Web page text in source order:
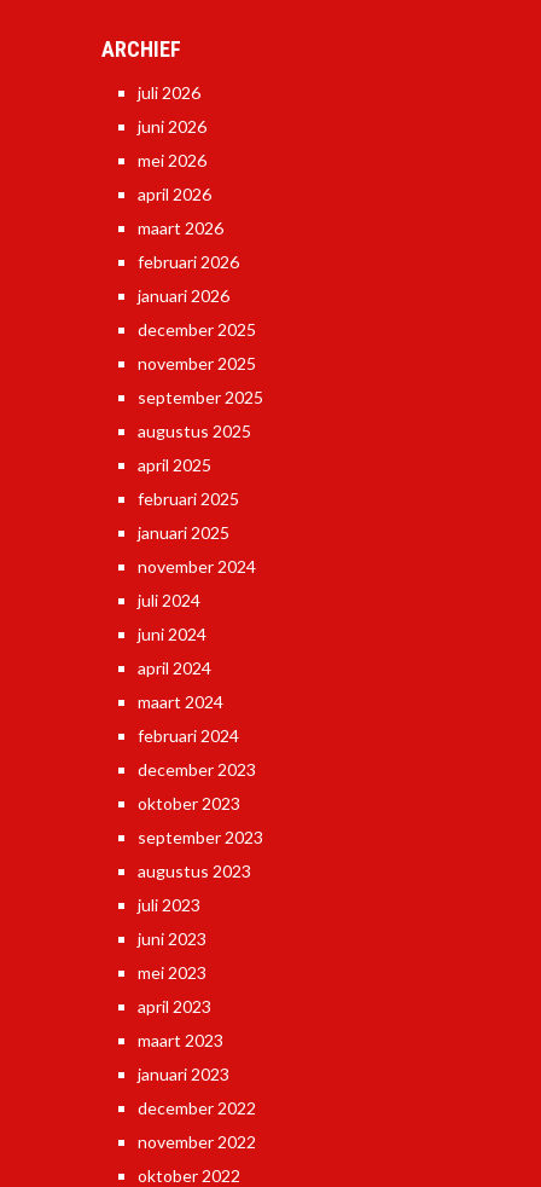
ARCHIEF
juli 2026
juni 2026
mei 2026
april 2026
maart 2026
februari 2026
januari 2026
december 2025
november 2025
september 2025
augustus 2025
april 2025
februari 2025
januari 2025
november 2024
juli 2024
juni 2024
april 2024
maart 2024
februari 2024
december 2023
oktober 2023
september 2023
augustus 2023
juli 2023
juni 2023
mei 2023
april 2023
maart 2023
januari 2023
december 2022
november 2022
oktober 2022